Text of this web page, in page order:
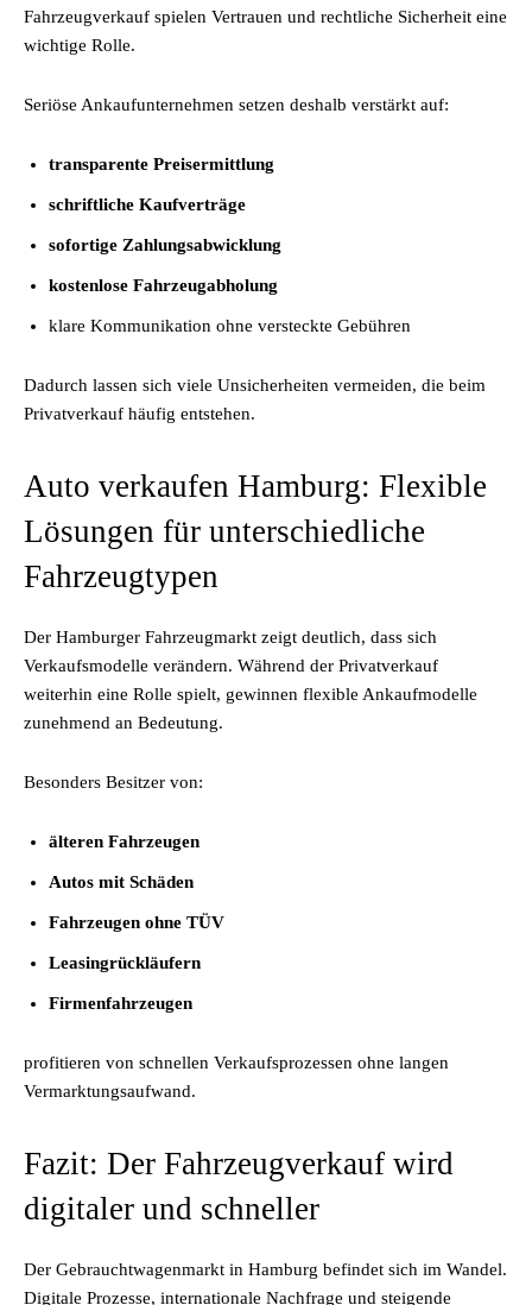
Fahrzeugverkauf spielen Vertrauen und rechtliche Sicherheit eine
wichtige Rolle.
Seriöse Ankaufunternehmen setzen deshalb verstärkt auf:
transparente Preisermittlung
schriftliche Kaufverträge
sofortige Zahlungsabwicklung
kostenlose Fahrzeugabholung
klare Kommunikation ohne versteckte Gebühren
Dadurch lassen sich viele Unsicherheiten vermeiden, die beim
Privatverkauf häufig entstehen.
Auto verkaufen Hamburg: Flexible
Lösungen für unterschiedliche
Fahrzeugtypen
Der Hamburger Fahrzeugmarkt zeigt deutlich, dass sich
Verkaufsmodelle verändern. Während der Privatverkauf
weiterhin eine Rolle spielt, gewinnen flexible Ankaufmodelle
zunehmend an Bedeutung.
Besonders Besitzer von:
älteren Fahrzeugen
Autos mit Schäden
Fahrzeugen ohne TÜV
Leasingrückläufern
Firmenfahrzeugen
profitieren von schnellen Verkaufsprozessen ohne langen
Vermarktungsaufwand.
Fazit: Der Fahrzeugverkauf wird
digitaler und schneller
Der Gebrauchtwagenmarkt in Hamburg befindet sich im Wandel.
Digitale Prozesse, internationale Nachfrage und steigende